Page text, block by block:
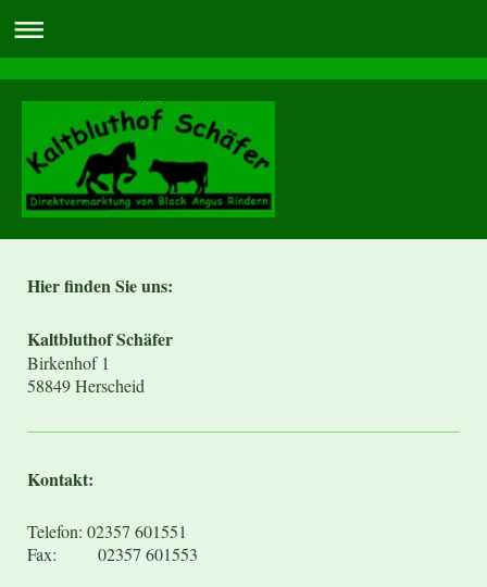
Hier finden Sie uns:
Kaltbluthof Schäfer
Birkenhof 1
58849 Herscheid
Kontakt:
Telefon: 02357 601551
Fax: 02357 601553